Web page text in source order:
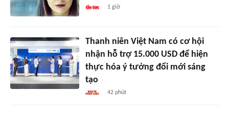
1 giờ
Thanh niên Việt Nam có cơ hội
nhận hỗ trợ 15.000 USD để hiện
thực hóa ý tưởng đổi mới sáng
tạo
42 phút